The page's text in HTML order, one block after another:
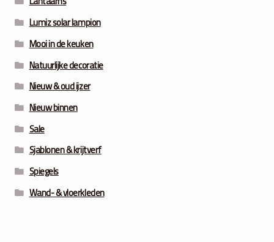
Lumiz solar lampion
Mooi in de keuken
Natuurlijke decoratie
Nieuw & oud ijzer
Nieuw binnen
Sale
Sjablonen & krijtverf
Spiegels
Wand- & vloerkleden